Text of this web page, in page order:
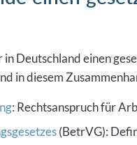
Deutschland einen
in diesem
: Rechtsanspruch für
(BetrVG):